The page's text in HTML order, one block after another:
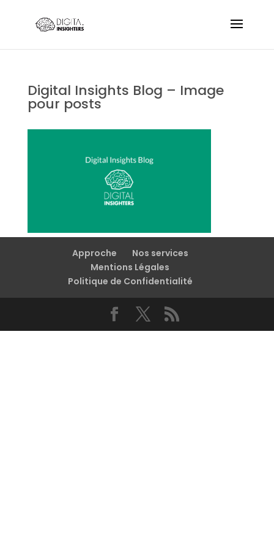
Digital Insights Blog – Image
pour posts
Approche
Nos services
Mentions Légales
Politique de Confidentialité